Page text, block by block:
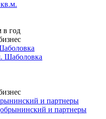
в год
и партнеры